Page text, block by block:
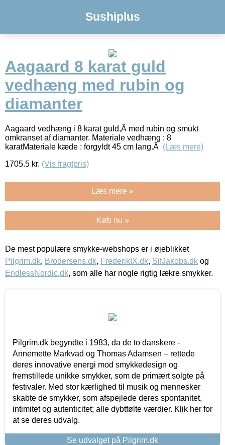
Sushiplus
Aagaard 8 karat guld
vedhæng med rubin og
diamanter
Aagaard vedhæng i 8 karat guld,Â med rubin og smukt
omkranset af diamanter. Materiale vedhæng : 8
karatMateriale kæde : forgyldt 45 cm lang.Â (Læs mere)
1705.5 kr. (Vis fragtpris)
Læs mere »
Køb nu »
De mest populære smykke-webshops er i øjeblikket
Pilgrim.dk, Brodersens.dk, FrederikIX.dk, SifJakobs.dk og
EndlessNordic.dk, som alle har nogle rigtig lækre smykker.
Pilgrim.dk begyndte i 1983, da de to danskere -
Annemette Markvad og Thomas Adamsen – rettede
deres innovative energi mod smykkedesign og
fremstillede unikke smykker, som de primært solgte på
festivaler. Med stor kærlighed til musik og mennesker
skabte de smykker, som afspejlede deres spontanitet,
intimitet og autenticitet; alle dybtfølte værdier. Klik her for
at se deres udvalg.
Se udvalget på Pilgrim.dk